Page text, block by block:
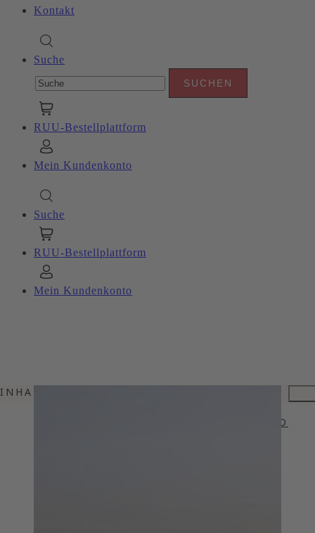
Kontakt
Suche
RUU-Bestellplattform
Mein Kundenkonto
Suche
RUU-Bestellplattform
Mein Kundenkonto
INHALTSVERZEICHNIS
METAXA - TASTE THE UNEXPECETD